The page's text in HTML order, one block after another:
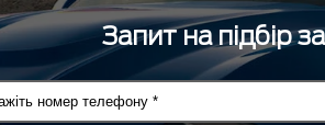
Запит на підбір